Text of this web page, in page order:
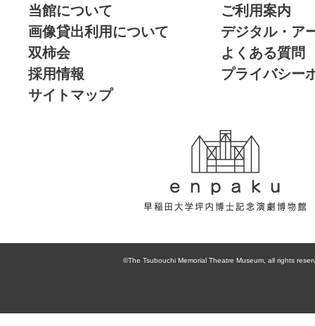
当館について
ご利用案内
画像貸出利用について
デジタル・ア
双柿会
よくある質問
採用情報
プライバシー
サイトマップ
大学坪内博士記
念演劇博物館
©The Tsubouchi Memorial Theatre Museum, all rights